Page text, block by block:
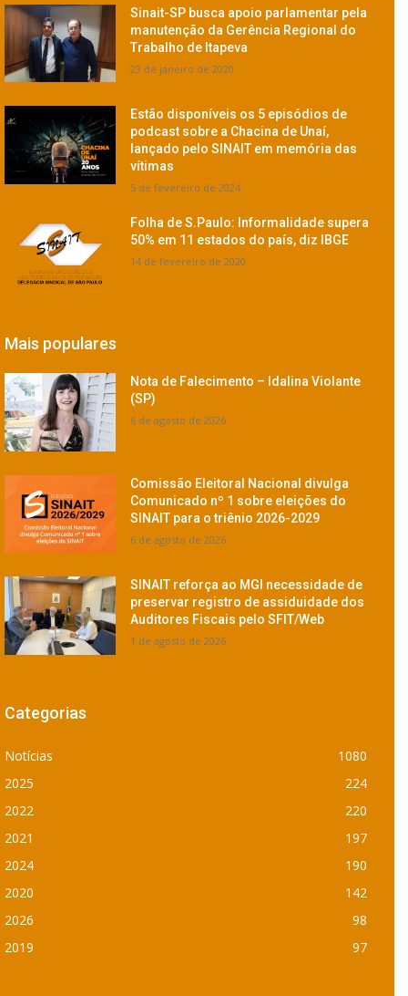
Sinait-SP busca apoio parlamentar pela
manutenção da Gerência Regional do
Trabalho de Itapeva
23 de janeiro de 2020
Estão disponíveis os 5 episódios de
podcast sobre a Chacina de Unaí,
lançado pelo SINAIT em memória das
vítimas
5 de fevereiro de 2024
Folha de S.Paulo: Informalidade supera
50% em 11 estados do país, diz IBGE
14 de fevereiro de 2020
Mais populares
Nota de Falecimento – Idalina Violante
(SP)
6 de agosto de 2026
Comissão Eleitoral Nacional divulga
Comunicado nº 1 sobre eleições do
SINAIT para o triênio 2026-2029
6 de agosto de 2026
SINAIT reforça ao MGI necessidade de
preservar registro de assiduidade dos
Auditores Fiscais pelo SFIT/Web
1 de agosto de 2026
Categorias
Notícias
1080
2025
224
2022
220
2021
197
2024
190
2020
142
2026
98
2019
97